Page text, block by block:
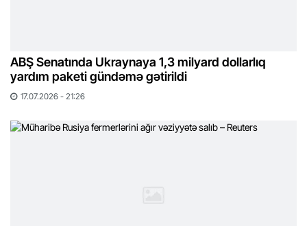
ABŞ Senatında Ukraynaya 1,3 milyard dollarlıq
yardım paketi gündəmə gətirildi
17.07.2026 - 21:26